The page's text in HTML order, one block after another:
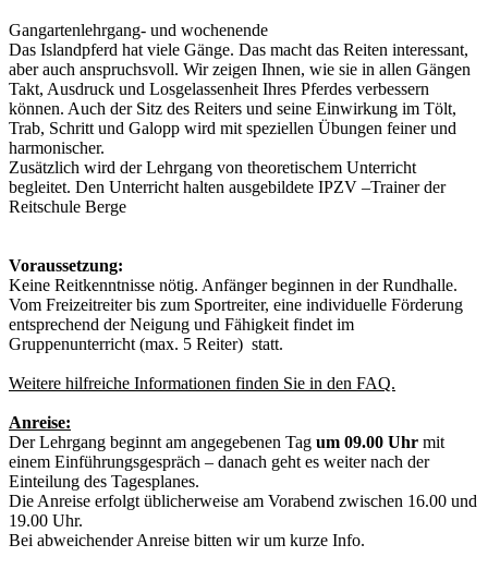
Gangartenlehrgang- und wochenende
Das Islandpferd hat viele Gänge. Das macht das Reiten interessant,
aber auch anspruchsvoll. Wir zeigen Ihnen, wie sie in allen Gängen
Takt, Ausdruck und Losgelassenheit Ihres Pferdes verbessern
können. Auch der Sitz des Reiters und seine Einwirkung im Tölt,
Trab, Schritt und Galopp wird mit speziellen Übungen feiner und
harmonischer.
Zusätzlich wird der Lehrgang von theoretischem Unterricht
begleitet. Den Unterricht halten ausgebildete IPZV –Trainer der
Reitschule Berge
Voraussetzung:
Keine Reitkenntnisse nötig. Anfänger beginnen in der Rundhalle.
Vom Freizeitreiter bis zum Sportreiter, eine individuelle Förderung
entsprechend der Neigung und Fähigkeit findet im
Gruppenunterricht (max. 5 Reiter) statt.
Weitere hilfreiche Informationen finden Sie in den FAQ.
Anreise:
Der Lehrgang beginnt am angegebenen Tag um 09.00 Uhr mit
einem Einführungsgespräch – danach geht es weiter nach der
Einteilung des Tagesplanes.
Die Anreise erfolgt üblicherweise am Vorabend zwischen 16.00 und
19.00 Uhr.
Bei abweichender Anreise bitten wir um kurze Info.